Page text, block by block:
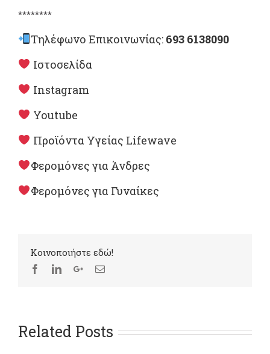
********
Τηλέφωνο Επικοινωνίας: 693 6138090
Ιστοσελίδα
Instagram
Youtube
Προϊόντα Υγείας Lifewave
Φερομόνες για Άνδρες
Φερομόνες για Γυναίκες
Kοινοποιήστε εδώ!
Related Posts